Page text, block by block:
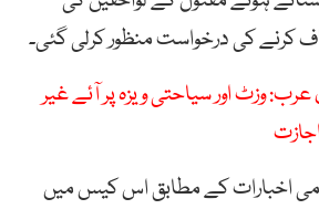
کرنے کی درخواست منظور کرلی گئی۔
وزٹ اور سیاحتی ویزہ پر آئے غیر
اخبارات کے مطابق اس کیس میں